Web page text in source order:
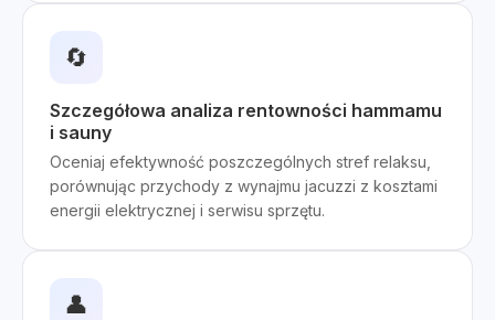
🔄
Szczegółowa analiza rentowności hammamu
i sauny
Oceniaj efektywność poszczególnych stref relaksu,
porównując przychody z wynajmu jacuzzi z kosztami
energii elektrycznej i serwisu sprzętu.
👤